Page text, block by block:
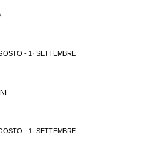
-
- 1· SETTEMBRE
- 1· SETTEMBRE